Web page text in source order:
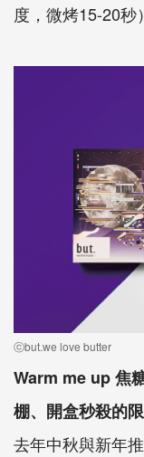
度，微烤15-20秒
ⓒbut.we love butter
Warm me up 焦
棚、開盒秒殺的
去年中秋與新年